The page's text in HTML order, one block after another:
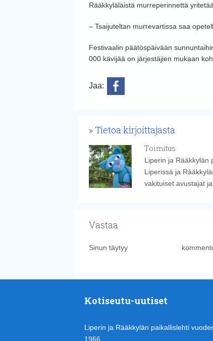
Rääkkyläläistä murreperinnettä
– Tsaijuteltan murrevartissa saa
Festivaalin päätöspäivään
000 kävijää on järjestäjien mukaan
Jaa:
Tietoa kirjoittajasta
Toimitus
Liperin ja Rääkkylän
Liperissä ja
vakituiset avustajat
Vastaa
Sinun täytyy
Kotiseutu-uutiset
Liperin ja Rääkkylän paikallislehti
1966.